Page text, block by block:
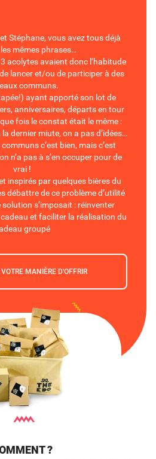
Stéphane, vous avez tous déjà
mêmes phrases…
acolytes avaient donc l’habitude
lancer et/ou de participer à des
communs.
ayant apporté son lot de
anniversaires, départs en tour
fois le constat était le même :
dernier miute, on a pas d’idées…
c’est bien, mais c’est
n’a pas à s’en occuper pour de
vrai !
inspirés par quelques bières du
débattre de ce problème d’utilité
s’imposait : réinventer
cadeau et faciliter la réalisation du
groupé
MANIÈRE D'OFFRIR
?